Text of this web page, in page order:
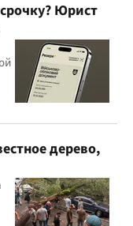
Юрист
дерево,